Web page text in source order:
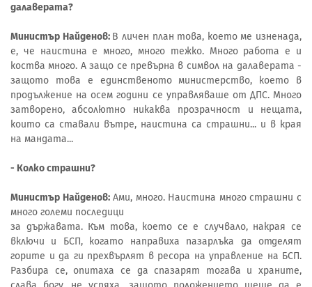
далаверата?
Министър Найденов: В личен план това, което ме изненада,
е, че наистина е много, много тежко. Много работа е и
коства много. А защо се превърна в символ на далаверата -
защото това е единственото министерство, което в
продължение на осем години се управляваше от ДПС. Много
затворено, абсолютно никаква прозрачност и нещата,
които са ставали вътре, наистина са страшни... и в края
на мандата...
- Колко страшни?
Министър Найденов:Ами, много. Наистина много страшни с
много големи последици
за държавата. Към това, което се е случвало, накрая се
включи и БСП, когато направиха пазарлъка да отделят
горите и да ги прехвърлят в ресора на управление на БСП.
Разбира се, опитаха се да спазарят тогава и храните,